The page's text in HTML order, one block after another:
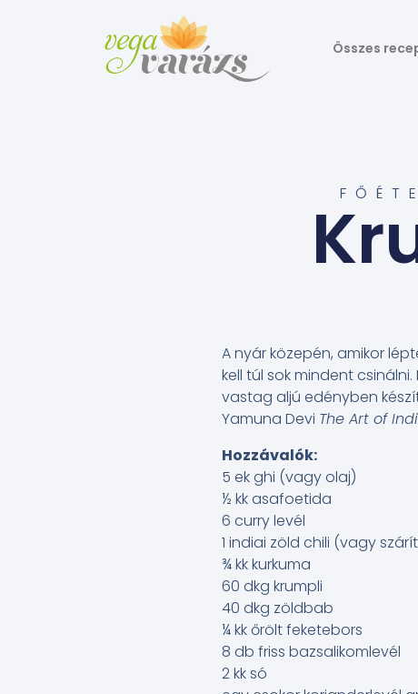
Összes
A nyár közepén, amikor
kell túl sok mindent
vastag aljú edényben
Yamuna Devi The Art of
Hozzávalók:
5 ek ghi (vagy olaj)
½ kk asafoetida
6 curry levél
1 indiai zöld chili (vagy
¾ kk kurkuma
60 dkg krumpli
40 dkg zöldbab
¼ kk őrölt feketebors
8 db friss bazsalikomlevél
2 kk só